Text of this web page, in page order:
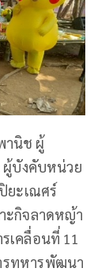
านิช ผู้
ผู้บังคับหน่วย
ยะเณศร์
ะกิจลาดหญ้า
เคลื่อนที่ 11
ทหารพัฒนา